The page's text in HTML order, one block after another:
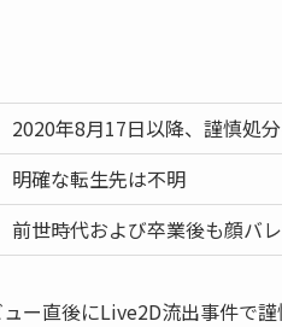
2020年8月17日以降、謹慎処
明確な転生先は不明
前世時代および卒業後も顔バ
ー直後にLive2D流出事件で謹